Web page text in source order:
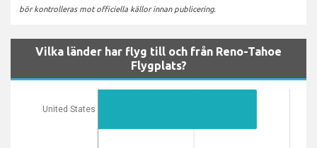
bör kontrolleras mot officiella källor innan publicering.
Vilka länder har flyg till och från Reno-Tahoe
Flygplats?
United States